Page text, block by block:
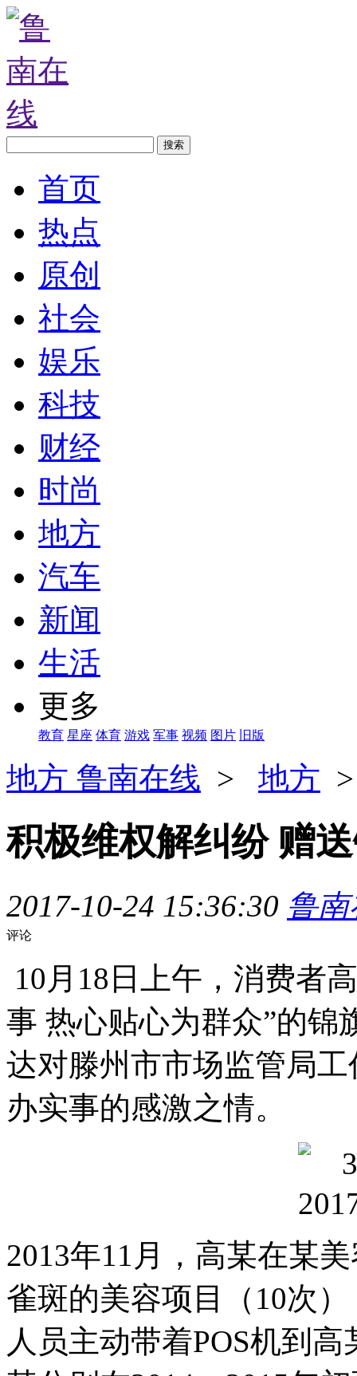
首页
热点
原创
社会
娱乐
科技
财经
时尚
地方
汽车
新闻
生活
更多
教育 星座 体育 游戏 军事 视频 图片 旧版
地方 鲁南在线 > 地方
积极维权解纠纷 赠
2017-10-24 15:36:30 鲁
评论
10月18日上午，消费者
事 热心贴心为群众”的锦
达对滕州市市场监管局
办实事的感激之情。
2013年11月，高某在某
雀斑的美容项目（10次
人员主动带着POS机到